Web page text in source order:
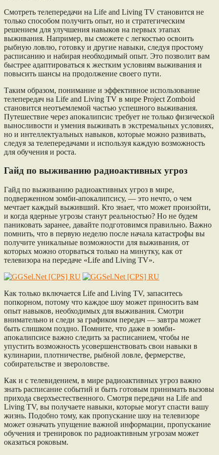
Смотреть телепередачи на Life and Living TV становится не
только способом получить опыт, но и стратегическим
решением для улучшения навыков на первых этапах
выживания. Например, вы сможете с легкостью освоить
рыбную ловлю, готовку и другие навыки, следуя простому
расписанию и набирая необходимый опыт. Это позволит вам
быстрее адаптироваться к жестким условиям выживания и
повысить шансы на продолжение своего пути.
Таким образом, понимание и эффективное использование
телепередач на Life and Living TV в мире Project Zomboid
становится неотъемлемой частью успешного выживания.
Путешествие через апокалипсис требует не только физической
выносливости и умения выживать в экстремальных условиях,
но и интеллектуальных навыков, которые можно развивать,
следуя за телепередачами и используя каждую возможность
для обучения и роста.
Гайд по выживанию радиоактивных угроз
Гайд по выживанию радиоактивных угроз в мире,
подверженном зомби-апокалипсису, — это нечто, о чем
мечтает каждый выживший. Кто знает, что может произойти,
и когда ядерные угрозы станут реальностью? Но не будем
паниковать заранее, давайте подготовимся правильно. Важно
помнить, что в первую неделю после начала катастрофы вы
получите уникальные возможности для выживания, от
которых можно оторваться только на минутку, как от
телевизора на передаче «Life and Living TV».
Как только включается Life and Living TV, запаситесь
попкорном, потому что каждое шоу может приносить вам
опыт навыков, необходимых для выживания. Смотри
внимательно и следи за графиком передач — завтра может
быть слишком поздно. Помните, что даже в зомби-
апокалипсисе важно следить за расписанием, чтобы не
упустить возможность усовершенствовать свои навыки в
кулинарии, плотничестве, рыбной ловле, фермерстве,
собирательстве и звероловстве.
Как и с телевидением, в мире радиоактивных угроз важно
знать расписание событий и быть готовым принимать вызовы
прихода сверхъестественного. Смотря передачи на Life and
Living TV, вы получаете навыки, которые могут спасти вашу
жизнь. Подобно тому, как пропускание шоу на телевизоре
может означать упущение важной информации, пропускание
обучения и тренировок по радиоактивным угрозам может
оказаться роковым.